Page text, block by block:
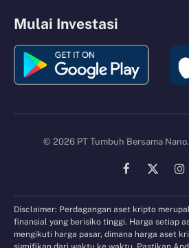
Mulai Investasi
© 2026 PT Tumbuh Bersama
Facebook
X
Disclaimer: Perdagangan aset kripto
finansial yang berisiko tinggi. Harga setiap
mengikuti harga pasar, dimana harga aset